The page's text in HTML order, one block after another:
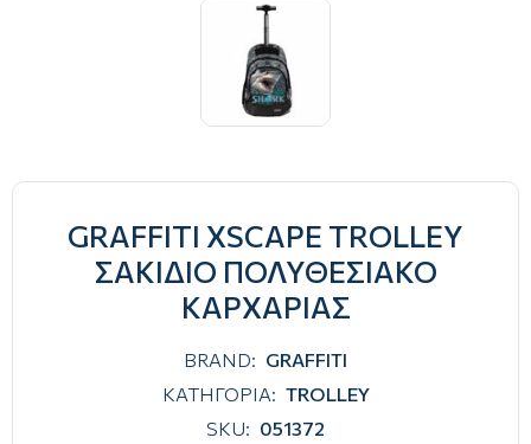
GRAFFITI XSCAPE TROLLEY
ΣΑΚΙΔΙΟ ΠΟΛΥΘΕΣΙΑΚΟ
ΚΑΡΧΑΡΙΑΣ
BRAND: GRAFFITI
ΚΑΤΗΓΟΡΙΑ: TROLLEY
SKU: 051372